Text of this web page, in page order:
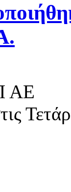
ΑΕ